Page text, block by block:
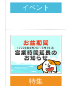
イベント
特集